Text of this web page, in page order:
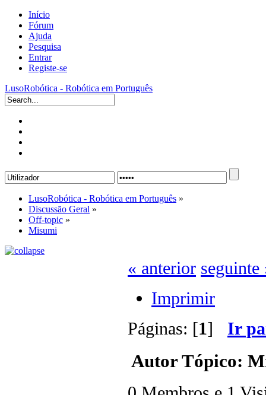
Início
Fórum
Ajuda
Pesquisa
Entrar
Registe-se
LusoRobótica - Robótica em Português
LusoRobótica - Robótica em Português »
Discussão Geral »
Off-topic »
Misumi
« anterior seguinte
Imprimir
Páginas: [1] Ir
AutorTópico: